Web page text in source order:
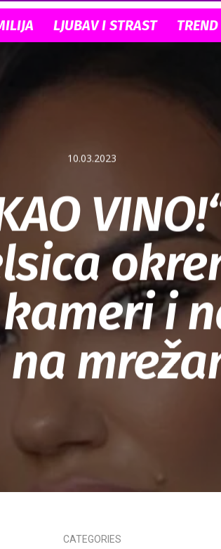
LJUBAV I STRAST TREND
10.03.2023
kameri i
na
CATEGORIES